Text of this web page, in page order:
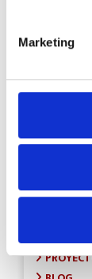
Marketing
INICIO